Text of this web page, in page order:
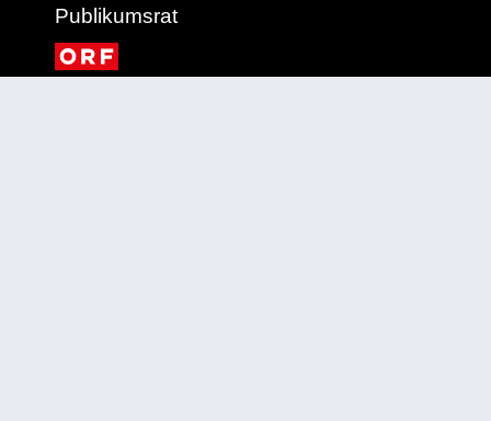
Publikumsrat